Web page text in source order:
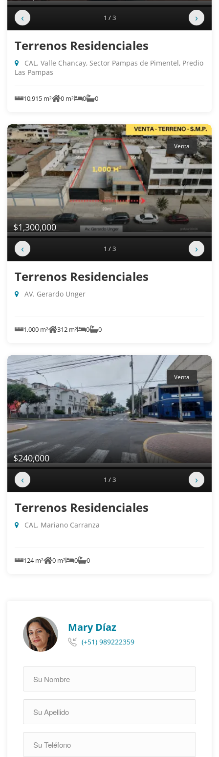
‹ 1 / 3 ›
Terrenos Residenciales
Las Pampas
10,915 m² 0 m² 0 0
Venta
$1,300,000
‹ 1 / 3 ›
Terrenos Residenciales
AV. Gerardo Unger
1,000 m² 312 m² 0 0
Venta
$240,000
‹ 1 / 3 ›
Terrenos Residenciales
CAL. Mariano Carranza
124 m² 0 m² 0 0
Mary Díaz
(+51) 989222359